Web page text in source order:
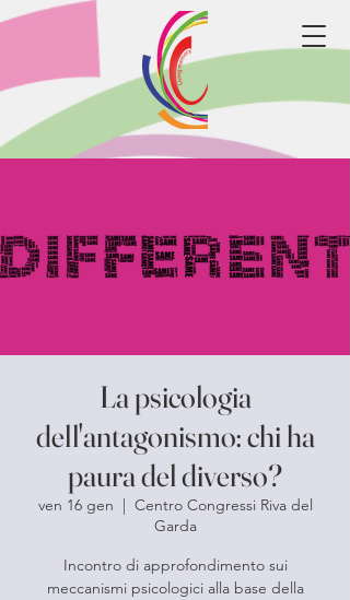
La psicologia
dell'antagonismo: chi ha
paura del diverso?
ven 16 gen
  |
Centro Congressi Riva del
Garda
Incontro di approfondimento sui
meccanismi psicologici alla base della